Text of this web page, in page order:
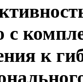
с
к